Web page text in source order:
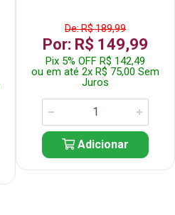
De: R$ 189,99
Por: R$ 149,99
Pix 5% OFF R$ 142,49
ou em até 2x R$ 75,00 Sem
Juros
Adicionar